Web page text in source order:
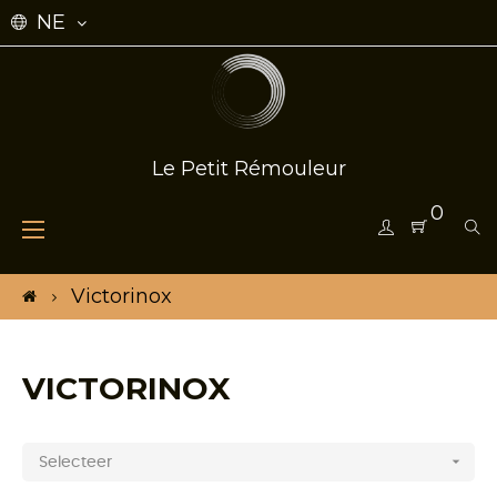
NE
Le Petit Rémouleur
0
Toggle
☰
Victorinox
VICTORINOX
Selecteer 